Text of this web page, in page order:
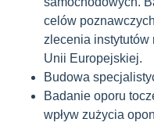
celów
zlecenia instytutów
Unii Europejskiej.
Budowa
Badanie oporu
wpływ zużycia